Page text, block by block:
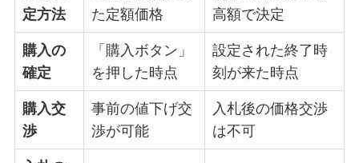
定方法
た定額価格
高額で決定
購入の
確定
「購入ボタン」
を押した時点
設定された終了時
刻が来た時点
購入交
渉
事前の値下げ交
渉が可能
入札後の価格交渉
は不可